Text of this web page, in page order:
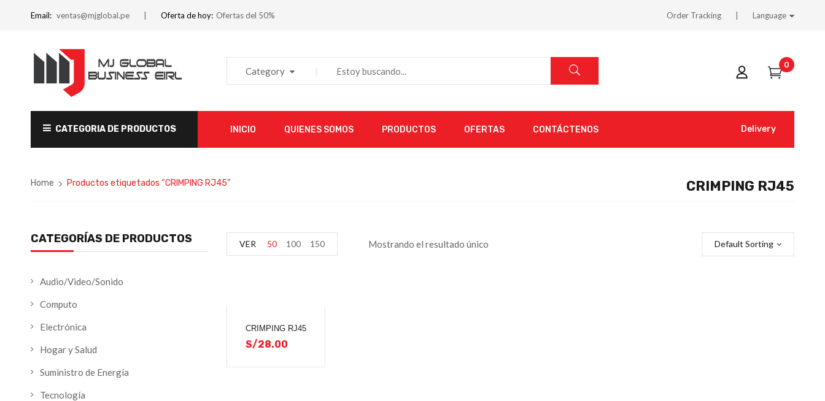
Email: ventas@mjglobal.pe Oferta de hoy: Ofertas del 50% Order Tracking Language
Category
0
CATEGORIA DE PRODUCTOS INICIO QUIENES SOMOS PRODUCTOS OFERTAS CONTÁCTENOS Delivery
Home Productos etiquetados “CRIMPING RJ45” CRIMPING RJ45
CATEGORÍAS DE PRODUCTOS
Audio/Video/Sonido
Computo
Electrónica
Hogar y Salud
Suministro de Energía
Tecnología
Mostrando el resultado único Default Sorting
VER 50 100 150
CRIMPING RJ45
S/28.00